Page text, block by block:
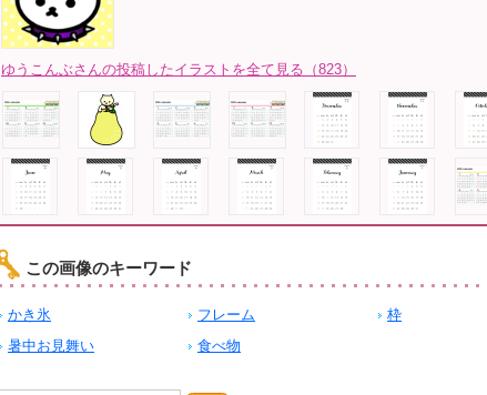
ゆうこんぶさんの投稿したイラストを全て見る（823）
この画像のキーワード
かき氷 フレーム 枠
暑中お見舞い
食べ物